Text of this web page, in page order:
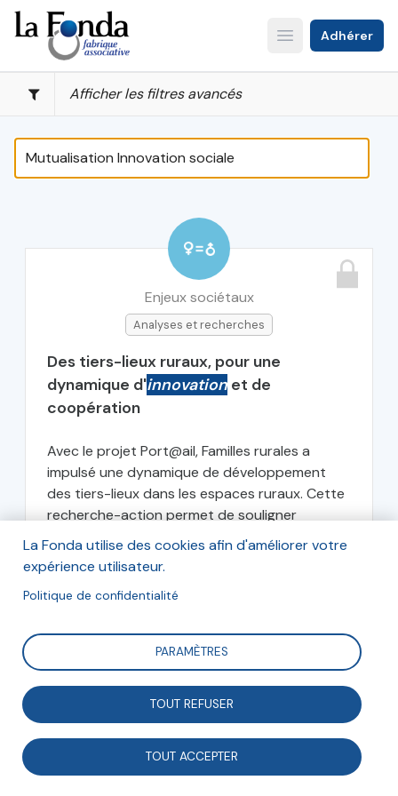
Aller
au
contenu
principal
Open main menu
Adhérer
Afficher les filtres avancés
Enjeux sociétaux
Analyses et recherches
Des tiers-lieux ruraux, pour une
dynamique d'innovation et de
coopération
Avec le projet Port@ail, Familles rurales a
impulsé une dynamique de développement
des tiers-lieux dans les espaces ruraux. Cette
recherche-action permet de souligner
l’importance du facteur humain pour créer et
animer des tiers-lieux,...
Dorothée Cognez
juin 2022
La Fonda utilise des cookies afin d'améliorer votre
expérience utilisateur.
Politique de confidentialité
PARAMÈTRES
TOUT REFUSER
TOUT ACCEPTER